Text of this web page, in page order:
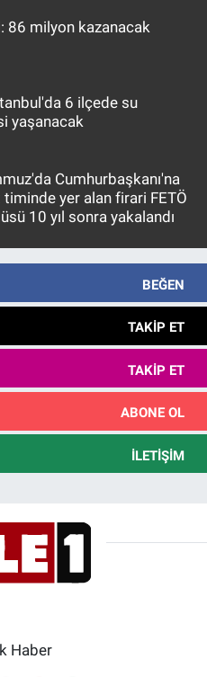
86 milyon kazanacak
6 ilçede su
yaşanacak
Cumhurbaşkanı'na
yer alan firari FETÖ
10 yıl sonra yakalandı
BEĞEN
TAKIP ET
TAKIP ET
ABONE OL
İLETIŞIM
Haber